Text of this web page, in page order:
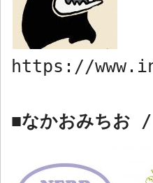
https://
■なかおみちお /